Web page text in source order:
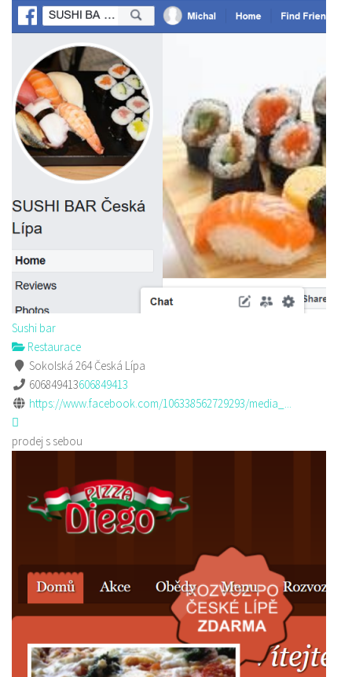
Sushi bar
Restaurace
Sokolská 264 Česká Lípa
606849413606849413
https://www.facebook.com/106338562729293/media_...
prodej s sebou